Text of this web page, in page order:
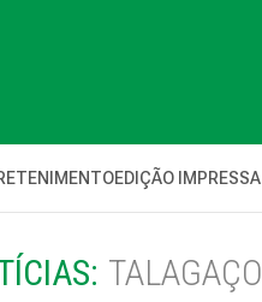
EDIÇÃO IMPRESSA
TALAGAÇO